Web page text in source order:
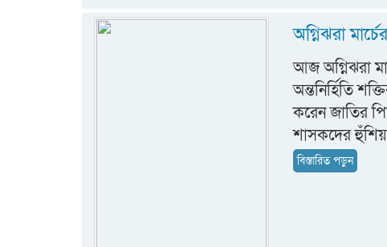
অগ্নিঝরা
আজ অগ্নিঝরা
অন্তনির্হিতি
করেন জাতির
শাসকদের
বিস্তারিত পড়ুন